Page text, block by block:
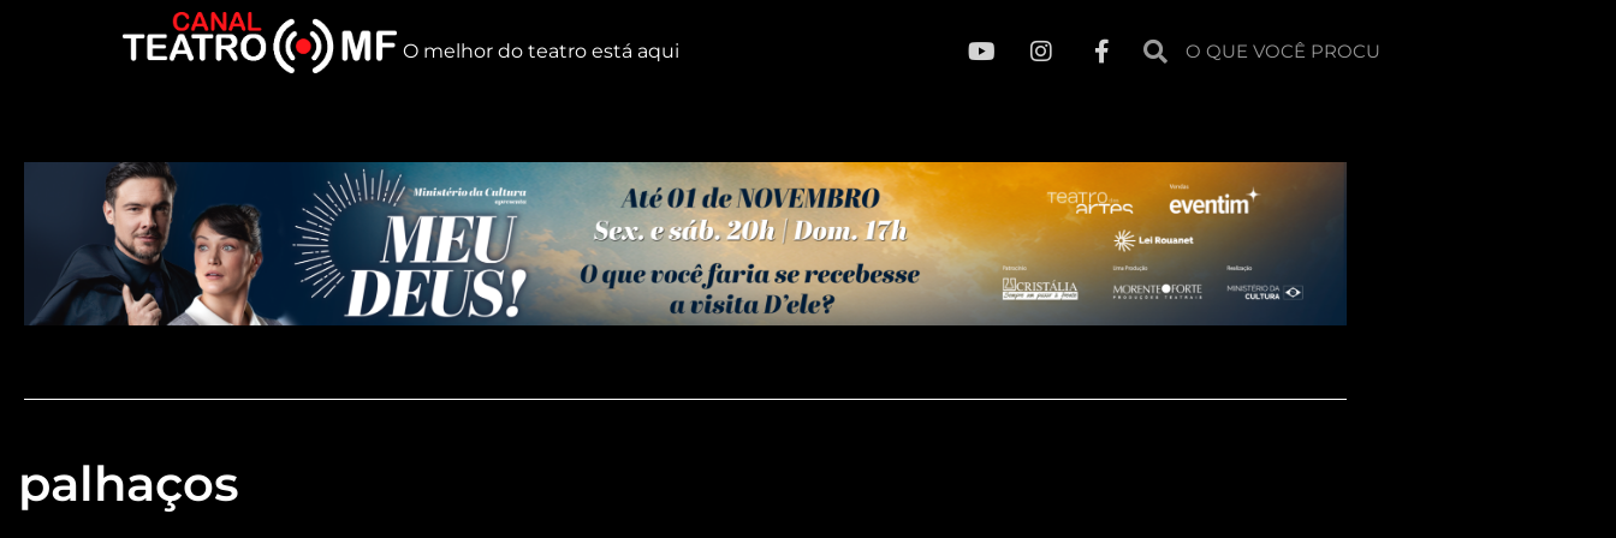
O melhor do teatro está aqui
palhaços